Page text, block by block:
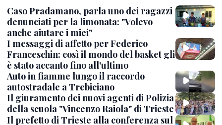
Caso Pradamano, parla uno dei ragazzi
denunciati per la limonata: "Volevo
anche aiutare i miei"
I messaggi di affetto per Federico
Franceschin: così il mondo del basket gli
è stato accanto fino all’ultimo
Auto in fiamme lungo il raccordo
autostradale a Trebiciano
Il giuramento dei nuovi agenti di Polizia
della scuola "Vincenzo Raiola" di Trieste
Il prefetto di Trieste alla conferenza sul